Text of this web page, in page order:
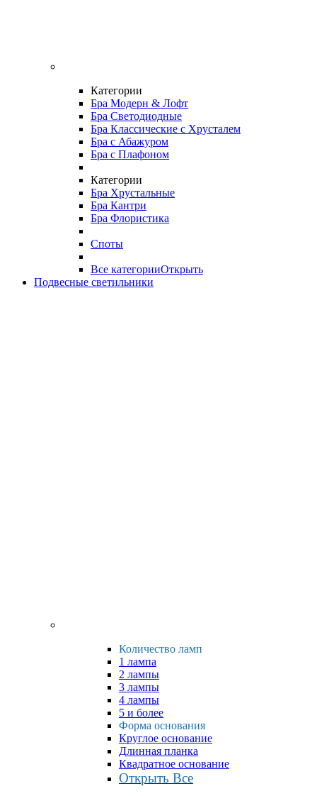
Категории
Бра Модерн & Лофт
Бра Светодиодные
Бра Классические с Хрусталем
Бра с Абажуром
Бра с Плафоном
Категории
Бра Хрустальные
Бра Кантри
Бра Флористика
Споты
Все категорииОткрыть
Подвесные светильники
Количество ламп
1 лампа
2 лампы
3 лампы
4 лампы
5 и более
Форма основания
Круглое основание
Длинная планка
Квадратное основание
Открыть Все